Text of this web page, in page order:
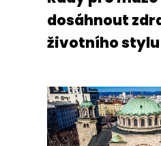
dosáhnout
životního stylu